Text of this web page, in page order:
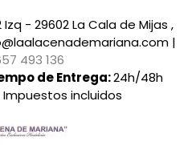
- 29602 La Cala de Mijas ,
|
493 136
de Entrega:24h/48h
incluidos